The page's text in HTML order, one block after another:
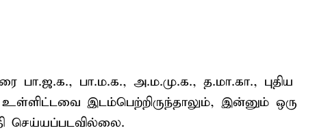
பா.ஜ.க., பா.ம.க., அ.ம.மு.க., த.மா.கா., புதிய
உள்ளிட்டவை இடம்பெற்றிருந்தாலும், இன்னும் ஒரு
செய்யப்படவில்லை.